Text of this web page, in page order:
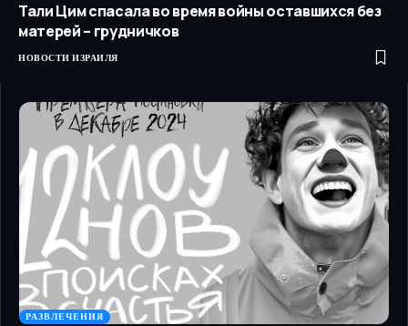
Тали Цим спасала во время войны оставшихся без
матерей – грудничков
НОВОСТИ ИЗРАИЛЯ
РАЗВЛЕЧЕНИЯ